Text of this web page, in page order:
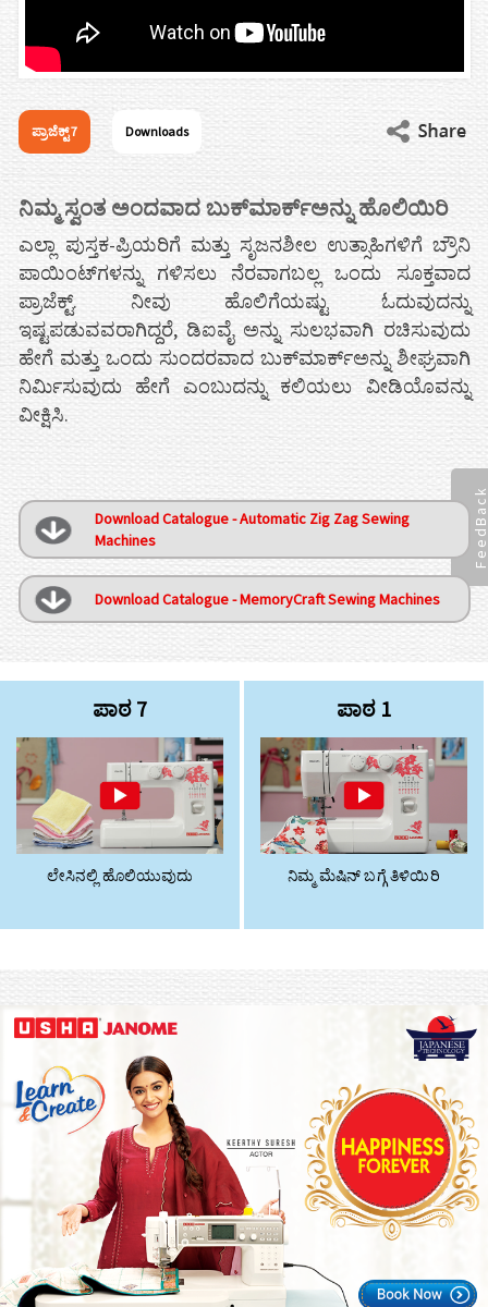
ಪ್ರಾಜೆಕ್ಟ್ 7 Downloads
ನಿಮ್ಮ ಸ್ವಂತ ಅಂದವಾದ ಬುಕ್‌ಮಾರ್ಕ್ಅನ್ನು ಹೊಲಿಯಿರಿ
ಎಲ್ಲಾ ಪುಸ್ತಕ-ಪ್ರಿಯರಿಗೆ ಮತ್ತು ಸೃಜನಶೀಲ ಉತ್ಸಾಹಿಗಳಿಗೆ ಬ್ರೌನಿ
ಪಾಯಿಂಟ್‌ಗಳನ್ನು ಗಳಿಸಲು ನೆರವಾಗಬಲ್ಲ ಒಂದು ಸೂಕ್ತವಾದ
ಪ್ರಾಜೆಕ್ಟ್. ನೀವು ಹೊಲಿಗೆಯಷ್ಟು ಓದುವುದನ್ನು
ಇಷ್ಟಪಡುವವರಾಗಿದ್ದರೆ, ಡಿಐವೈ ಅನ್ನು ಸುಲಭವಾಗಿ ರಚಿಸುವುದು
ಹೇಗೆ ಮತ್ತು ಒಂದು ಸುಂದರವಾದ ಬುಕ್‌ಮಾರ್ಕ್ಅನ್ನು ಶೀಘ್ರವಾಗಿ
ನಿರ್ಮಿಸುವುದು ಹೇಗೆ ಎಂಬುದನ್ನು ಕಲಿಯಲು ವೀಡಿಯೊವನ್ನು
ವೀಕ್ಷಿಸಿ.
Download Catalogue - Automatic Zig Zag Sewing
Machines
Download Catalogue - MemoryCraft Sewing Machines
ಪಾಠ 7
ಲೇಸಿನಲ್ಲಿ ಹೊಲಿಯುವುದು
ಪಾಠ 1
ನಿಮ್ಮ ಮೆಷಿನ್ ಬಗ್ಗೆ ತಿಳಿಯಿರಿ